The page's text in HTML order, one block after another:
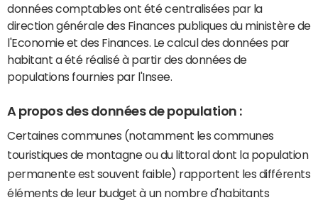
données comptables ont été centralisées par la
direction générale des Finances publiques du ministère de
l'Economie et des Finances. Le calcul des données par
habitant a été réalisé à partir des données de
populations fournies par l'Insee.
A propos des données de population :
Certaines communes (notamment les communes
touristiques de montagne ou du littoral dont la population
permanente est souvent faible) rapportent les différents
éléments de leur budget à un nombre d'habitants